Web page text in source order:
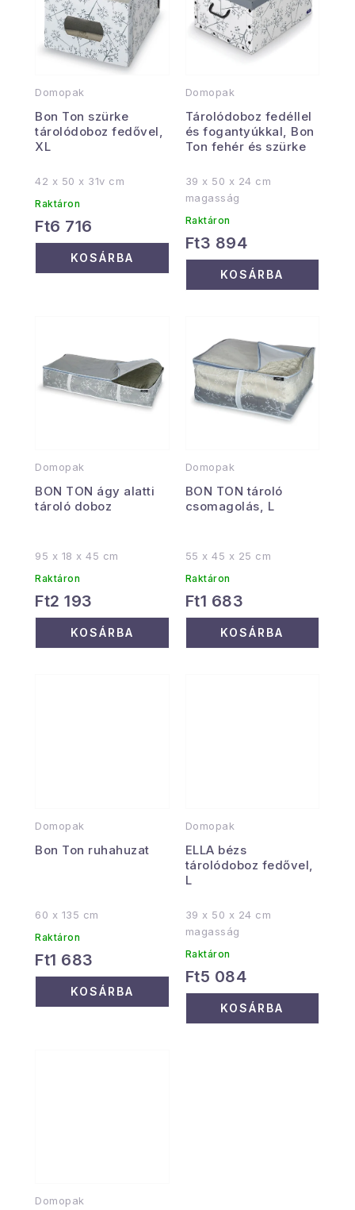
Domopak
Bon Ton szürke
tárolódoboz fedővel,
XL
42 x 50 x 31v cm
Raktáron
Ft6 716
KOSÁRBA
Domopak
Tárolódoboz fedéllel
és fogantyúkkal, Bon
Ton fehér és szürke
39 x 50 x 24 cm
magasság
Raktáron
Ft3 894
KOSÁRBA
Domopak
BON TON ágy alatti
tároló doboz
95 x 18 x 45 cm
Raktáron
Ft2 193
KOSÁRBA
Domopak
BON TON tároló
csomagolás, L
55 x 45 x 25 cm
Raktáron
Ft1 683
KOSÁRBA
Domopak
Bon Ton ruhahuzat
60 x 135 cm
Raktáron
Ft1 683
KOSÁRBA
Domopak
ELLA bézs
tárolódoboz fedővel,
L
39 x 50 x 24 cm
magasság
Raktáron
Ft5 084
KOSÁRBA
Domopak